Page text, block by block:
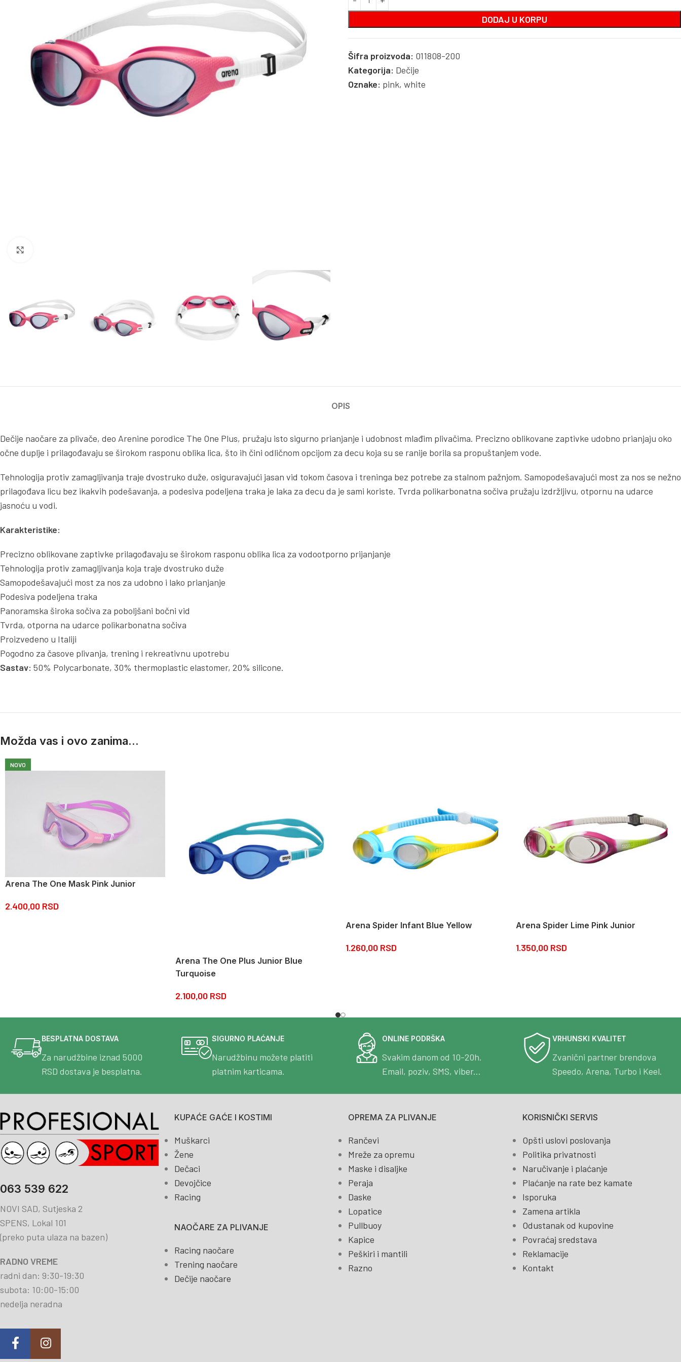
DODAJ U KORPU
Šifra proizvoda: 011808-200
Kategorija: Dečije
Oznake: pink, white
OPIS
Dečije naočare za plivače, deo Arenine porodice The One Plus, pružaju isto sigurno prianjanje i udobnost mlađim plivačima. Precizno oblikovane zaptivke udobno prianjaju oko
očne duplje i prilagođavaju se širokom rasponu oblika lica, što ih čini odličnom opcijom za decu koja su se ranije borila sa propuštanjem vode.
Tehnologija protiv zamagljivanja traje dvostruko duže, osiguravajući jasan vid tokom časova i treninga bez potrebe za stalnom pažnjom. Samopodešavajući most za nos se nežno
prilagođava licu bez ikakvih podešavanja, a podesiva podeljena traka je laka za decu da je sami koriste. Tvrda polikarbonatna sočiva pružaju izdržljivu, otpornu na udarce
jasnoću u vodi.
Karakteristike:
Precizno oblikovane zaptivke prilagođavaju se širokom rasponu oblika lica za vodootporno prijanjanje
Tehnologija protiv zamagljivanja koja traje dvostruko duže
Samopodešavajući most za nos za udobno i lako prianjanje
Podesiva podeljena traka
Panoramska široka sočiva za poboljšani bočni vid
Tvrda, otporna na udarce polikarbonatna sočiva
Proizvedeno u Italiji
Pogodno za časove plivanja, trening i rekreativnu upotrebu
Sastav: 50% Polycarbonate, 30% thermoplastic elastomer, 20% silicone.
Možda vas i ovo zanima...
NOVO
Arena The One Mask Pink Junior
2.400,00 RSD
Arena The One Plus Junior Blue
Turquoise
2.100,00 RSD
Arena Spider Infant Blue Yellow
1.260,00 RSD
Arena Spider Lime Pink Junior
1.350,00 RSD
BESPLATNA DOSTAVA
Za narudžbine iznad 5000
RSD dostava je besplatna.
SIGURNO PLAĆANJE
Narudžbinu možete platiti
platnim karticama.
ONLINE PODRŠKA
Svakim danom od 10-20h.
Email, poziv, SMS, viber...
VRHUNSKI KVALITET
Zvanični partner brendova
Speedo, Arena, Turbo i Keel.
063 539 622
NOVI SAD, Sutjeska 2
SPENS, Lokal 101
(preko puta ulaza na bazen)
RADNO VREME
radni dan: 9:30-19:30
subota: 10:00-15:00
nedelja neradna
KUPAĆE GAĆE I KOSTIMI
Muškarci
Žene
Dečaci
Devojčice
Racing
NAOČARE ZA PLIVANJE
Racing naočare
Trening naočare
Dečije naočare
OPREMA ZA PLIVANJE
Rančevi
Mreže za opremu
Maske i disaljke
Peraja
Daske
Lopatice
Pullbuoy
Kapice
Peškiri i mantili
Razno
KORISNIČKI SERVIS
Opšti uslovi poslovanja
Politika privatnosti
Naručivanje i plaćanje
Plaćanje na rate bez kamate
Isporuka
Zamena artikla
Odustanak od kupovine
Povraćaj sredstava
Reklamacije
Kontakt